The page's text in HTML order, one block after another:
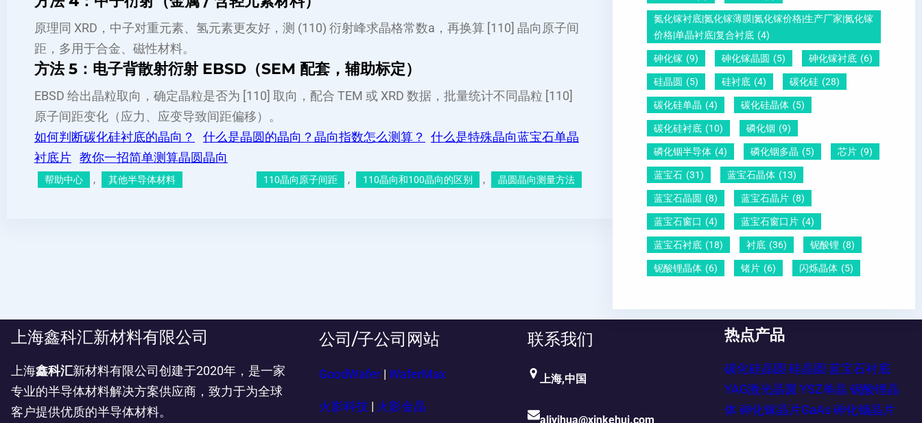
原理同 XRD，中子对重元素、氢元素更友好，测 (110) 衍射峰求晶格常数a，再换算 [110] 晶向原子间
距，多用于合金、磁性材料。
方法 5：电子背散射衍射 EBSD（SEM 配套，辅助标定）
EBSD 给出晶粒取向，确定晶粒是否为 [110] 取向，配合 TEM 或 XRD 数据，批量统计不同晶粒 [110]
原子间距变化（应力、应变导致间距偏移）。
如何判断碳化硅衬底的晶向？
什么是晶圆的晶向？晶向指数怎么测算？
什么是特殊晶向蓝宝石单晶
衬底片 教你一招简单测算晶圆晶向
帮助中心 , 其他半导体材料 110晶向原子间距 , 110晶向和100晶向的区别 , 晶圆晶向测量方法
量
铅
圆
氮化镓衬底|氮化镓薄膜|氮化镓价格|生产厂家|氮化镓
价格|单晶衬底|复合衬底 (4)
砷化镓 (9) 砷化镓晶圆 (5) 砷化镓衬底 (6)
硅晶圆 (5) 硅衬底 (4) 碳化硅 (28)
碳化硅单晶 (4) 碳化硅晶体 (5)
碳化硅衬底 (10) 磷化铟 (9)
磷化铟半导体 (4) 磷化铟多晶 (5) 芯片 (9)
蓝宝石 (31) 蓝宝石晶体 (13)
蓝宝石晶圆 (8) 蓝宝石晶片 (8)
蓝宝石窗口 (4) 蓝宝石窗口片 (4)
蓝宝石衬底 (18) 衬底 (36) 铌酸锂 (8)
铌酸锂晶体 (6) 锗片 (6) 闪烁晶体 (5)
上海鑫科汇新材料有限公司
上海鑫科汇新材料有限公司创建于2020年，是一家
专业的半导体材料解决方案供应商，致力于为全球
客户提供优质的半导体材料。
公司/子公司网站
GoodWafer| WaferMax
火影科技 火影金晶
联系我们
上海,中国
aliyihua@xinkehui.com
热点产品
碳化硅晶圆 硅晶圆 蓝宝石衬底
YAG激光晶圆 YSZ单晶 铌酸锂晶
体 砷化镓晶片GaAs 砷化铟晶片